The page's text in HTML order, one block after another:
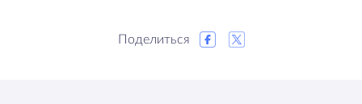
Поделиться